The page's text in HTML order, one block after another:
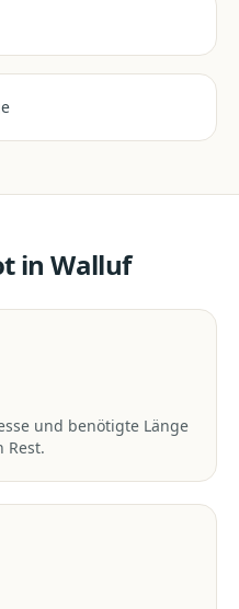
inWalluf
und benötigte Länge